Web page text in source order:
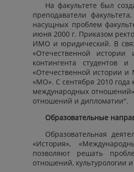
На факультете был
преподаватели
насущных проблем
июня 2000 г. Приказом
ИМО и юридический. В
«Отечественной
контингента студентов
«Отечественной истории
«МО». С сентября 2010
международных
отношений и
Образовательные
Образовательная
«История»,
позволяют решать
отношений, культурологии